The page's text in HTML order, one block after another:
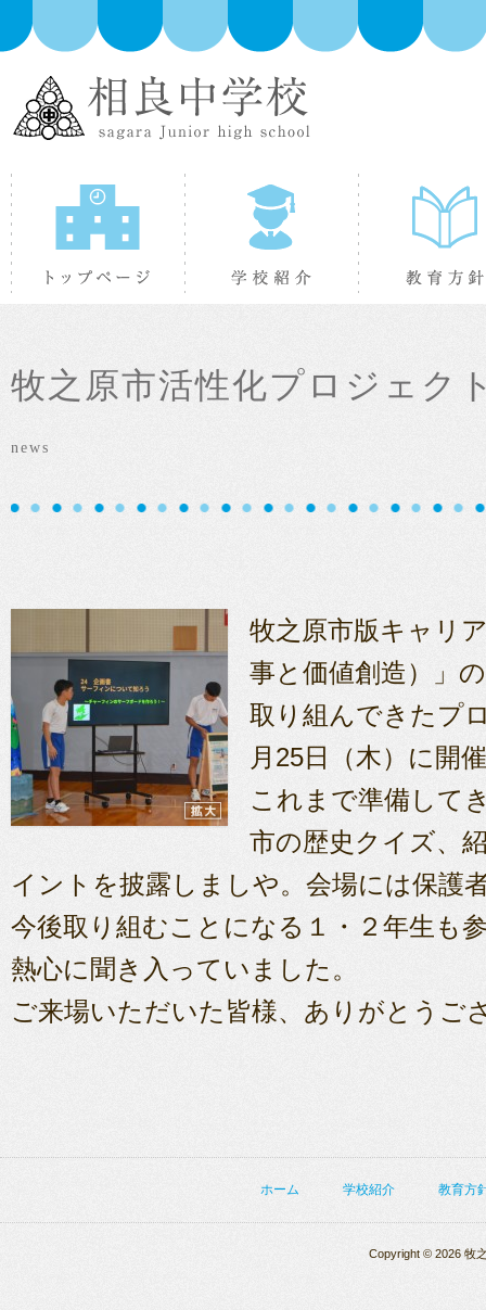
トップページ 学校紹介
牧之原市活性化プロジェク
news
牧之原市版キャリ
事と価値創造）」
取り組んできたプ
月25日（木）に開
これまで準備して
市の歴史クイズ、
イントを披露しましや。会場には保護
今後取り組むことになる１・２年生も
熱心に聞き入っていました。
ご来場いただいた皆様、ありがとうご
ホーム 学校紹介 教育方
Copyright © 2026 牧